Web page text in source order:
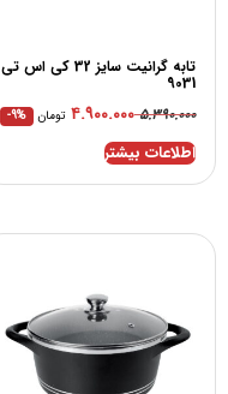
تابه گرانیت سایز 32 کی اس تی
9031
۵.۳۹۰.۰۰۰ ۴.۹۰۰.۰۰۰ تومان -9%
اطلاعات بیشتر